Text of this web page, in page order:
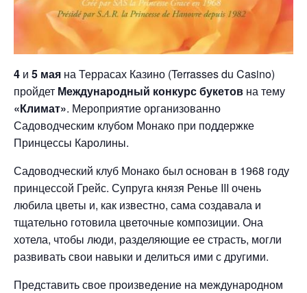
4 и 5 мая на Террасах Казино (Terrasses du Casino)
пройдет Международный конкурс букетов на тему
«Климат». Мероприятие организованно
Садоводческим клубом Монако при поддержке
Принцессы Каролины.
Садоводческий клуб Монако был основан в 1968 году
принцессой Грейс. Супруга князя Ренье III очень
любила цветы и, как известно, сама создавала и
тщательно готовила цветочные композиции. Она
хотела, чтобы люди, разделяющие ее страсть, могли
развивать свои навыки и делиться ими с другими.
Представить свое произведение на международном